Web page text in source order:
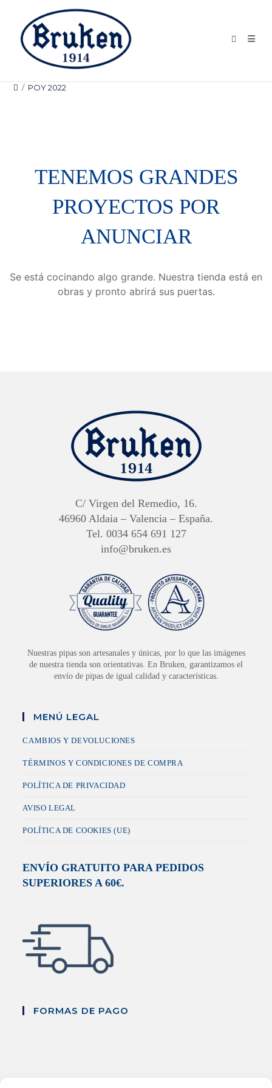
contenido
/ POY 2022
TENEMOS GRANDES
PROYECTOS POR
ANUNCIAR
Se está cocinando algo grande. Nuestra tienda está en
obras y pronto abrirá sus puertas.
C/ Virgen del Remedio, 16.
46960 Aldaia – Valencia – España.
Tel. 0034 654 691 127
info@bruken.es
Nuestras pipas son artesanales y únicas, por lo que las imágenes
de nuestra tienda son orientativas. En Bruken, garantizamos el
envío de pipas de igual calidad y características.
MENÚ LEGAL
CAMBIOS Y DEVOLUCIONES
TÉRMINOS Y CONDICIONES DE COMPRA
POLÍTICA DE PRIVACIDAD
AVISO LEGAL
POLÍTICA DE COOKIES (UE)
ENVÍO GRATUITO PARA PEDIDOS
SUPERIORES A 60€.
FORMAS DE PAGO